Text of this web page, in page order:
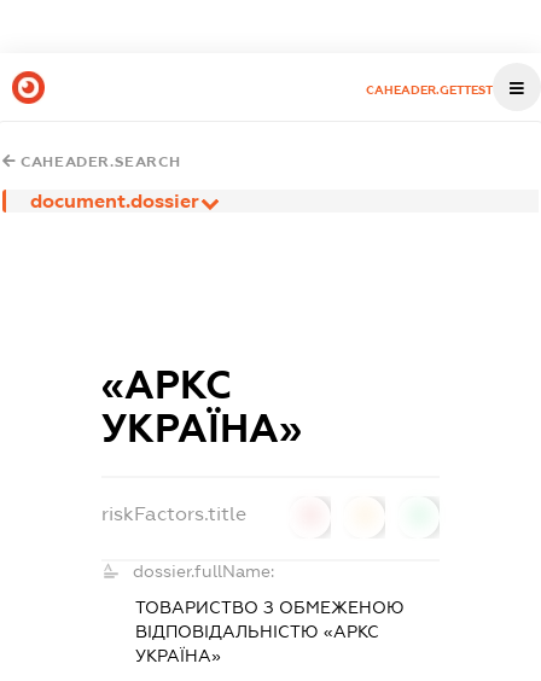
CAHEADER.GETTEST
CAHEADER.SEARCH
document.dossier
«АРКС
УКРАЇНА»
riskFactors.title
dossier.fullName:
ТОВАРИСТВО З ОБМЕЖЕНОЮ
ВІДПОВІДАЛЬНІСТЮ «АРКС
УКРАЇНА»